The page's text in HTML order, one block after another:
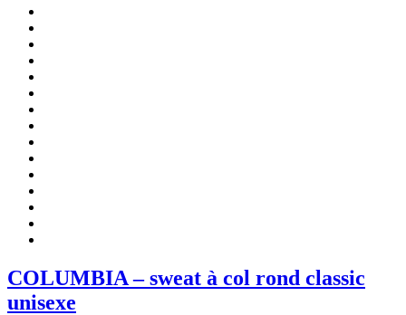
COLUMBIA – sweat à col rond classic
unisexe